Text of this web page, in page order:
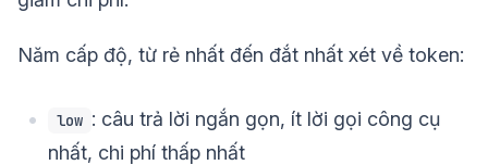
Năm cấp độ, từ rẻ nhất đến đắt nhất xét về token:
low : câu trả lời ngắn gọn, ít lời gọi công cụ
nhất, chi phí thấp nhất